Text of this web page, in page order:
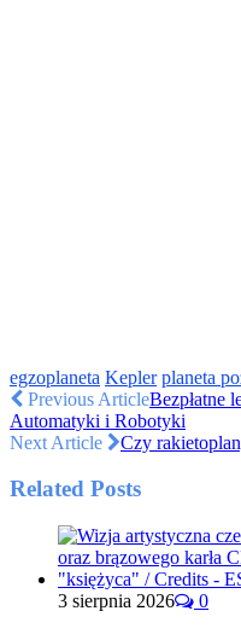
egzoplaneta Kepler planeta
Previous ArticleBezpłatne
Automatyki i Robotyki
Next Article
Czy
Related Posts
3 sierpnia 2026 0